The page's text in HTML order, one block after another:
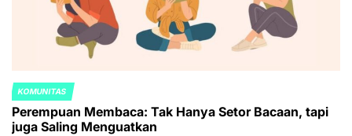
POSTED
IN
KOMUNITAS
Perempuan Membaca: Tak Hanya Setor Bacaan, tapi
juga Saling Menguatkan